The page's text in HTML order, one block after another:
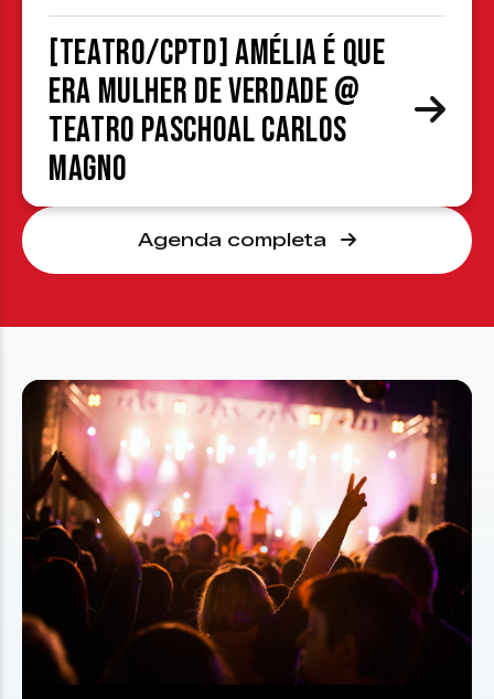
[TEATRO/CPTD] Amélia é que
era mulher de verdade @
Teatro Paschoal Carlos
Magno
Agenda completa